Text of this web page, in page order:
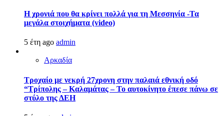
Η χρονιά που θα κρίνει πολλά για τη Μεσσηνία -Τα
μεγάλα στοιχήματα (video)
5 έτη ago admin
Αρκαδία
Τροχαίο με νεκρή 27χρονη στην παλαιά εθνική οδό
“Τρίπολης – Καλαμάτας – Το αυτοκίνητο έπεσε πάνω σε
στύλο της ΔΕΗ